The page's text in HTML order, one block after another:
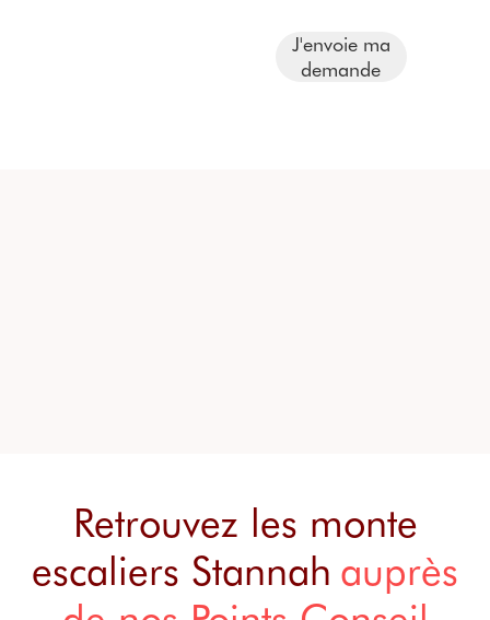
J'envoie ma
demande
Retrouvez les monte
escaliers Stannah auprès